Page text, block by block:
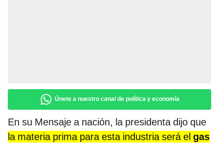
Únete a nuestro canal de política y economía
En su Mensaje a nación, la presidenta dijo que
la materia prima para esta industria será el gas